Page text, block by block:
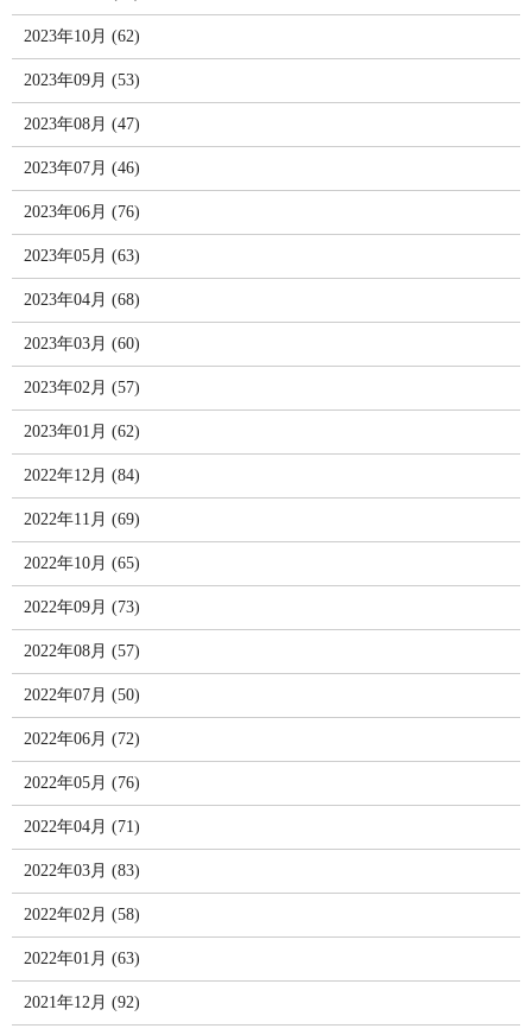
2023年10月 (62)
2023年09月 (53)
2023年08月 (47)
2023年07月 (46)
2023年06月 (76)
2023年05月 (63)
2023年04月 (68)
2023年03月 (60)
2023年02月 (57)
2023年01月 (62)
2022年12月 (84)
2022年11月 (69)
2022年10月 (65)
2022年09月 (73)
2022年08月 (57)
2022年07月 (50)
2022年06月 (72)
2022年05月 (76)
2022年04月 (71)
2022年03月 (83)
2022年02月 (58)
2022年01月 (63)
2021年12月 (92)